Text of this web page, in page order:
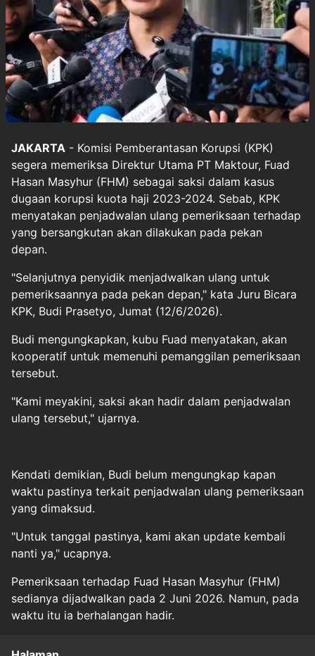
JAKARTA - Komisi Pemberantasan Korupsi (KPK)
segera memeriksa Direktur Utama PT Maktour, Fuad
Hasan Masyhur (FHM) sebagai saksi dalam kasus
dugaan korupsi kuota haji 2023-2024. Sebab, KPK
menyatakan penjadwalan ulang pemeriksaan terhadap
yang bersangkutan akan dilakukan pada pekan
depan.
"Selanjutnya penyidik menjadwalkan ulang untuk
pemeriksaannya pada pekan depan," kata Juru Bicara
KPK, Budi Prasetyo, Jumat (12/6/2026).
Budi mengungkapkan, kubu Fuad menyatakan, akan
kooperatif untuk memenuhi pemanggilan pemeriksaan
tersebut.
"Kami meyakini, saksi akan hadir dalam penjadwalan
ulang tersebut," ujarnya.
Kendati demikian, Budi belum mengungkap kapan
waktu pastinya terkait penjadwalan ulang pemeriksaan
yang dimaksud.
"Untuk tanggal pastinya, kami akan update kembali
nanti ya," ucapnya.
Pemeriksaan terhadap Fuad Hasan Masyhur (FHM)
sedianya dijadwalkan pada 2 Juni 2026. Namun, pada
waktu itu ia berhalangan hadir.